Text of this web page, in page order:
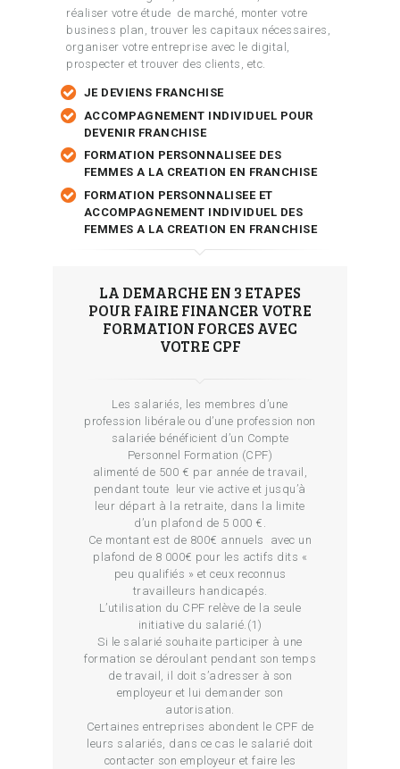
réaliser votre étude de marché, monter votre
business plan, trouver les capitaux nécessaires,
organiser votre entreprise avec le digital,
prospecter et trouver des clients, etc.
JE DEVIENS FRANCHISE
ACCOMPAGNEMENT INDIVIDUEL POUR
DEVENIR FRANCHISE
FORMATION PERSONNALISEE DES
FEMMES A LA CREATION EN FRANCHISE
FORMATION PERSONNALISEE ET
ACCOMPAGNEMENT INDIVIDUEL DES
FEMMES A LA CREATION EN FRANCHISE
LA DEMARCHE EN 3 ETAPES
POUR FAIRE FINANCER VOTRE
FORMATION FORCES AVEC
VOTRE CPF
Les salariés, les membres d’une
profession libérale ou d’une profession non
salariée bénéficient d’un Compte
Personnel Formation (CPF)
alimenté de 500 € par année de travail,
pendant toute leur vie active et jusqu’à
leur départ à la retraite, dans la limite
d’un plafond de 5 000 €.
Ce montant est de 800€ annuels avec un
plafond de 8 000€ pour les actifs dits «
peu qualifiés » et ceux reconnus
travailleurs handicapés.
L’utilisation du CPF relève de la seule
initiative du salarié.(1)
Si le salarié souhaite participer à une
formation se déroulant pendant son temps
de travail, il doit s’adresser à son
employeur et lui demander son
autorisation.
Certaines entreprises abondent le CPF de
leurs salariés, dans ce cas le salarié doit
contacter son employeur et faire les